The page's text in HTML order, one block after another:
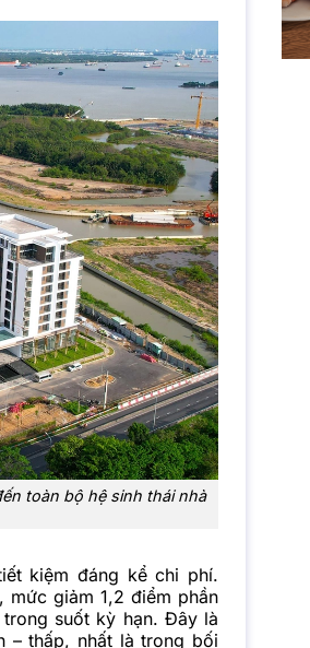
toàn bộ hệ sinh thái nhà
kiệm đáng kể chi phí.
mức giảm 1,2 điểm phần
suốt kỳ hạn. Đây là
– thấp, nhất là trong bối